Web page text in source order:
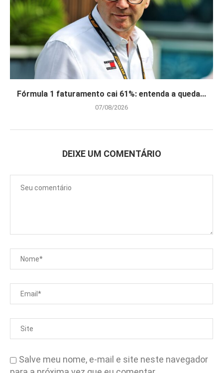
Fórmula 1 faturamento cai 61%: entenda a queda...
07/08/2026
DEIXE UM COMENTÁRIO
Salve meu nome, e-mail e site neste navegador